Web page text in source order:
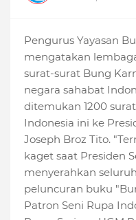
Pengurus Yayasan
mengatakan
surat-surat Bung
negara sahabat
ditemukan 1200
Indonesia ini ke
Joseph Broz Tito.
kaget saat Presiden
menyerahkan
peluncuran buku
Patron Seni Rupa